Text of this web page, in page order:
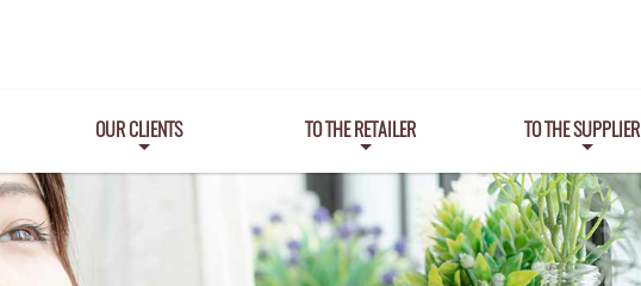
OUR CLIENTS TO THE RETAILER TO THE SUPPLIER